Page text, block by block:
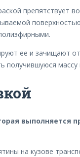
препятствует
ее и зачищают
получившуюся
на кузове